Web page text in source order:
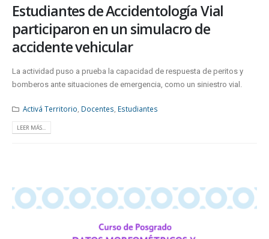
Estudiantes de Accidentología Vial
participaron en un simulacro de
accidente vehicular
La actividad puso a prueba la capacidad de respuesta de peritos y
bomberos ante situaciones de emergencia, como un siniestro vial.
Activá Territorio, Docentes, Estudiantes
LEER MÁS...